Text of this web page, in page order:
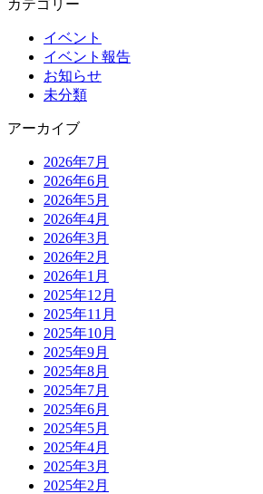
カテゴリー
イベント
イベント報告
お知らせ
未分類
アーカイブ
2026年7月
2026年6月
2026年5月
2026年4月
2026年3月
2026年2月
2026年1月
2025年12月
2025年11月
2025年10月
2025年9月
2025年8月
2025年7月
2025年6月
2025年5月
2025年4月
2025年3月
2025年2月